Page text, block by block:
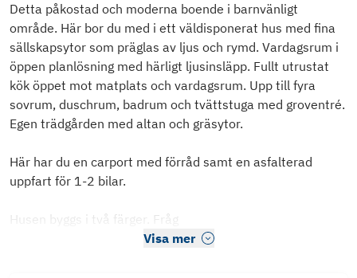
Detta påkostad och moderna boende i barnvänligt
område. Här bor du med i ett väldisponerat hus med fina
sällskapsytor som präglas av ljus och rymd. Vardagsrum i
öppen planlösning med härligt ljusinsläpp. Fullt utrustat
kök öppet mot matplats och vardagsrum. Upp till fyra
sovrum, duschrum, badrum och tvättstuga med groventré.
Egen trädgården med altan och gräsytor.
Här har du en carport med förråd samt en asfalterad
uppfart för 1-2 bilar.
Husen byggs i två färger. Fråg
Visa mer